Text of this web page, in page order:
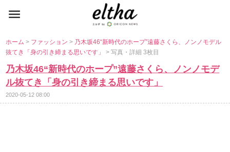
ホーム> ファッション> 乃木坂46“新時代のホープ”遠藤さくら、ノンノモデル
抜てき「身の引き締まる思いです」> 写真・詳細 3枚目
乃木坂46“新時代のホープ”遠藤さくら、ノンノモデ
ル抜てき「身の引き締まる思いです」
2020-05-12 08:00